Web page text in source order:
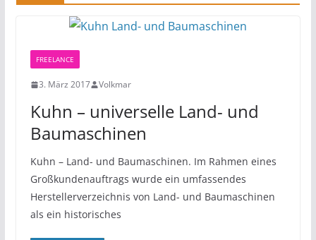
FREELANCE
3. März 2017 Volkmar
Kuhn – universelle Land- und
Baumaschinen
Kuhn – Land- und Baumaschinen. Im Rahmen eines
Großkundenauftrags wurde ein umfassendes
Herstellerverzeichnis von Land- und Baumaschinen
als ein historisches